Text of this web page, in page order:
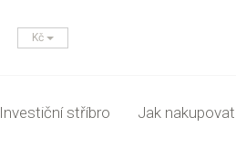
Kč
Investiční stříbro Jak nakupovat